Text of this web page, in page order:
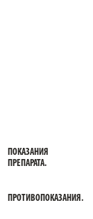
ПОКАЗАНИЯ
ПРЕПАРАТА.
ПРОТИВОПОКАЗАНИЯ.